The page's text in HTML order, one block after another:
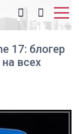
17: блогер
всех